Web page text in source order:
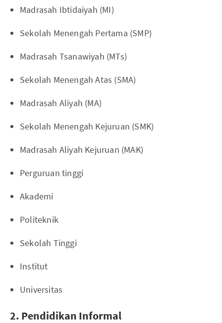
Madrasah Ibtidaiyah (MI)
Sekolah Menengah Pertama (SMP)
Madrasah Tsanawiyah (MTs)
Sekolah Menengah Atas (SMA)
Madrasah Aliyah (MA)
Sekolah Menengah Kejuruan (SMK)
Madrasah Aliyah Kejuruan (MAK)
Perguruan tinggi
Akademi
Politeknik
Sekolah Tinggi
Institut
Universitas
2. Pendidikan Informal